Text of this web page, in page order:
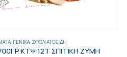
, ΓΕΝΙΚΑ, ΣΦΟΛΙΑΤΟΕΙΔΉ
ΚΤΨ 12Τ ΣΠΙΤΙΚΗ ΖΥΜΗ